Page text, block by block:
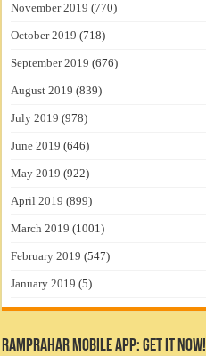
November 2019 (770)
October 2019 (718)
September 2019 (676)
August 2019 (839)
July 2019 (978)
June 2019 (646)
May 2019 (922)
April 2019 (899)
March 2019 (1001)
February 2019 (547)
January 2019 (5)
RamPrahar Mobile App: Get it Now!